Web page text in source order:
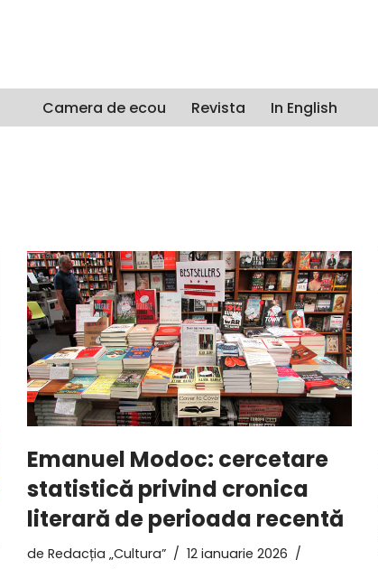
Camera de ecou Revista In English
Emanuel Modoc: cercetare
statistică privind cronica
literară de perioada recentă
de Redacția „Cultura”
12 ianuarie 2026